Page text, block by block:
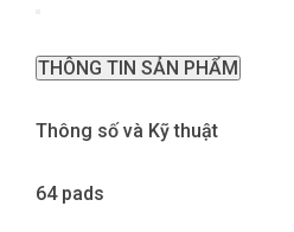
THÔNG TIN SẢN PHẨM
Thông số và Kỹ thuật
64 pads